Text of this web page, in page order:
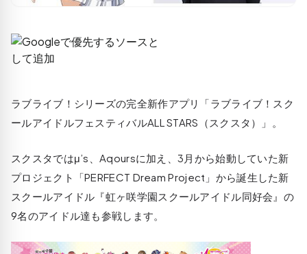
ラブライブ！シリーズの完全新作アプリ「ラブライブ！スク
ールアイドルフェスティバルALL STARS（スクスタ）」。
スクスタではμ’s、Aqoursに加え、3月から始動していた新
プロジェクト「PERFECT Dream Project」から誕生した新
スクールアイドル『虹ヶ咲学園スクールアイドル同好会』の
9名のアイドル達も参戦します。